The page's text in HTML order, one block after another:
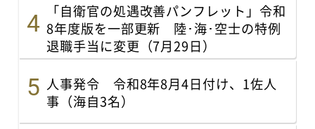
「自衛官の処遇改善パンフレット」令和
8年度版を一部更新 陸･海･空士の特例
退職手当に変更（7月29日）
人事発令 令和8年8月4日付け、1佐人
事（海自3名）